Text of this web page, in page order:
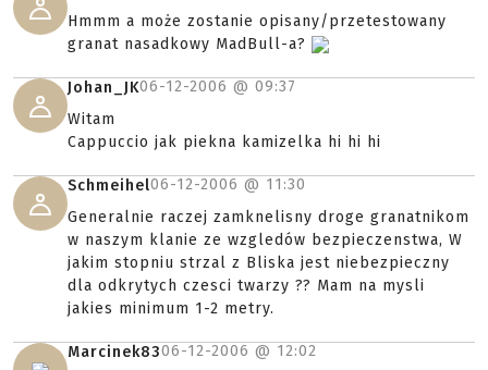
Hmmm a może zostanie opisany/przetestowany
granat nasadkowy MadBull-a?
Johan_JK06-12-2006 @ 09:37
Witam
Cappuccio jak piekna kamizelka hi hi hi
Schmeihel06-12-2006 @ 11:30
Generalnie raczej zamknelisny droge granatnikom
w naszym klanie ze wzgledów bezpieczenstwa, W
jakim stopniu strzal z Bliska jest niebezpieczny
dla odkrytych czesci twarzy ?? Mam na mysli
jakies minimum 1-2 metry.
Marcinek8306-12-2006 @ 12:02